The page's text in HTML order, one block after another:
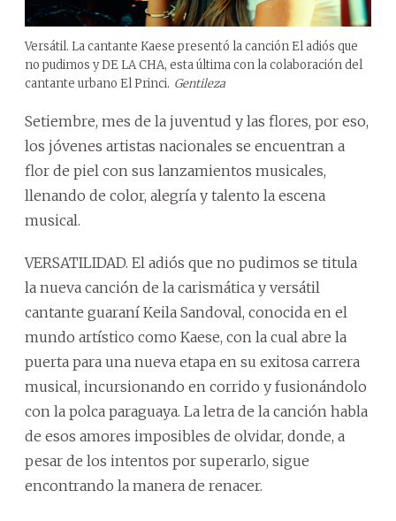
Versátil. La cantante Kaese presentó la canción El adiós que
no pudimos y DE LA CHA, esta última con la colaboración del
cantante urbano El Princi. Gentileza
Setiembre, mes de la juventud y las flores, por eso,
los jóvenes artistas nacionales se encuentran a
flor de piel con sus lanzamientos musicales,
llenando de color, alegría y talento la escena
musical.
VERSATILIDAD. El adiós que no pudimos se titula
la nueva canción de la carismática y versátil
cantante guaraní Keila Sandoval, conocida en el
mundo artístico como Kaese, con la cual abre la
puerta para una nueva etapa en su exitosa carrera
musical, incursionando en corrido y fusionándolo
con la polca paraguaya. La letra de la canción habla
de esos amores imposibles de olvidar, donde, a
pesar de los intentos por superarlo, sigue
encontrando la manera de renacer.